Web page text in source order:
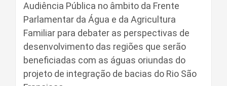
Audiência Pública no âmbito da Frente
Parlamentar da Água e da Agricultura
Familiar para debater as perspectivas de
desenvolvimento das regiões que serão
beneficiadas com as águas oriundas do
projeto de integração de bacias do Rio São